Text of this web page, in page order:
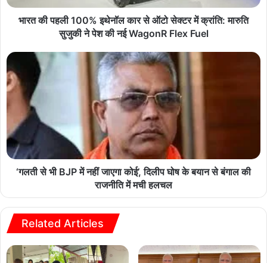
भारत की पहली 100% इथेनॉल कार से ऑटो सेक्टर में क्रांति: मारुति
सुजुकी ने पेश की नई WagonR Flex Fuel
‘गलती से भी BJP में नहीं जाएगा कोई’, दिलीप घोष के बयान से बंगाल की
राजनीति में मची हलचल
Related Articles